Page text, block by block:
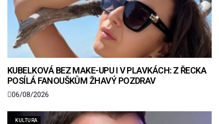
KUBELKOVÁ BEZ MAKE-UPU I V PLAVKÁCH: Z ŘECKA
POSÍLÁ FANOUŠKŮM ŽHAVÝ POZDRAV
06/08/2026
KULTURA